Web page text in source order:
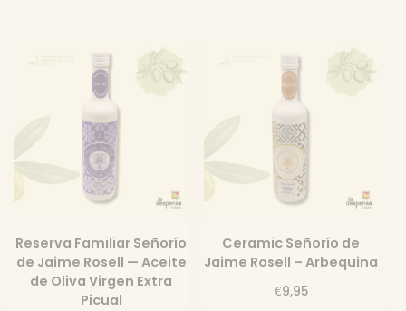
Reserva Familiar Señorío
de Jaime Rosell — Aceite
de Oliva Virgen Extra
Picual
Ceramic Señorío de
Jaime Rosell – Arbequina
€9,95